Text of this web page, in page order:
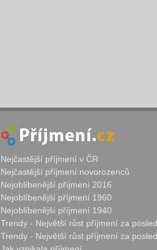
Nejčastější příjmení v ČR
Nejčastější příjmení novorozenců
Nejoblíbenější příjmení 2016
Nejoblíbenější příjmení 1960
Nejoblíbenější příjmení 1940
Trendy - Největší růst příjmení za
Trendy - Největší růst příjmení za